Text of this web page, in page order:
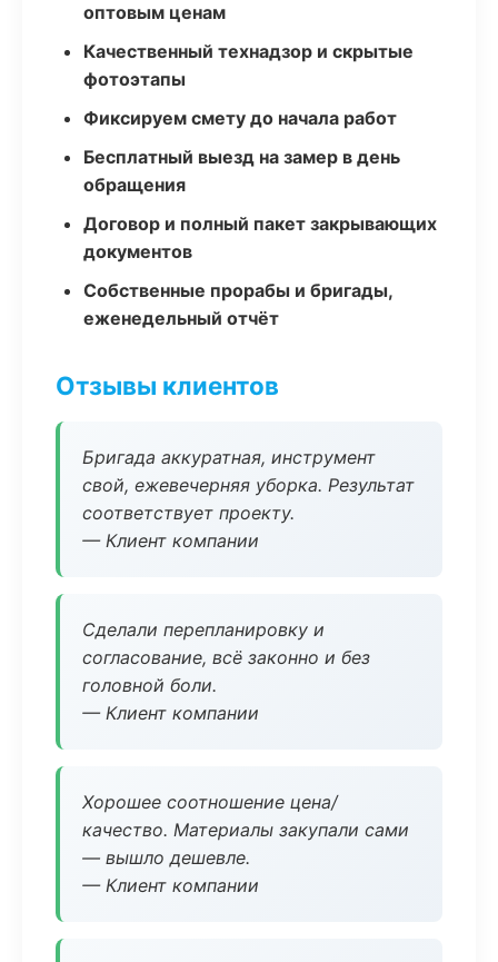
оптовым ценам
Качественный технадзор и скрытые
фотоэтапы
Фиксируем смету до начала работ
Бесплатный выезд на замер в день
обращения
Договор и полный пакет закрывающих
документов
Собственные прорабы и бригады,
еженедельный отчёт
Отзывы клиентов
Бригада аккуратная, инструмент
свой, ежевечерняя уборка. Результат
соответствует проекту.
— Клиент компании
Сделали перепланировку и
согласование, всё законно и без
головной боли.
— Клиент компании
Хорошее соотношение цена/
качество. Материалы закупали сами
— вышло дешевле.
— Клиент компании